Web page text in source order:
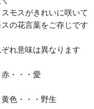
モスがきれいに咲いて
の花言葉をご存じです
れ意味は異なります
・・・愛
・・野生